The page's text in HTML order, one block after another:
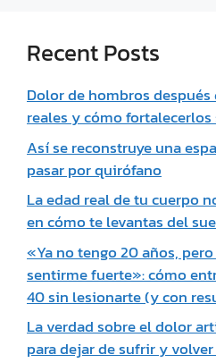
Recent Posts
Dolor de hombros después
reales y cómo
Así se reconstruye una
pasar por quirófano
La edad real de tu cuerpo
en cómo te levantas del
«Ya no tengo 20 años,
sentirme fuerte»: cómo
40 sin lesionarte (y con
La verdad sobre el dolor
para dejar de sufrir y